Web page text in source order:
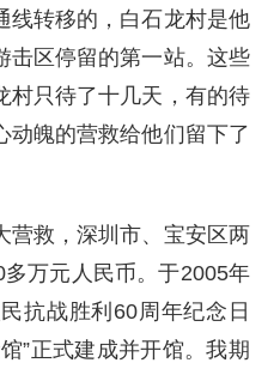
线转移的，白石龙村是他
击区停留的第一站。这些
村只待了十几天，有的待
动魄的营救给他们留下了
营救，深圳市、宝安区两
万元人民币。于2005年
抗战胜利60周年纪念日
”正式建成并开馆。我期